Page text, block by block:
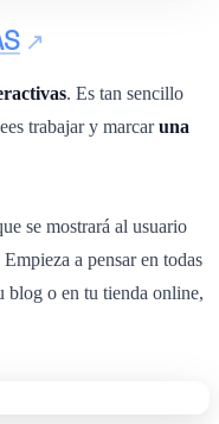
. Es tan sencillo
trabajar y marcaruna
se mostrará al usuario
a pensar en todas
blog o en tu tienda online,